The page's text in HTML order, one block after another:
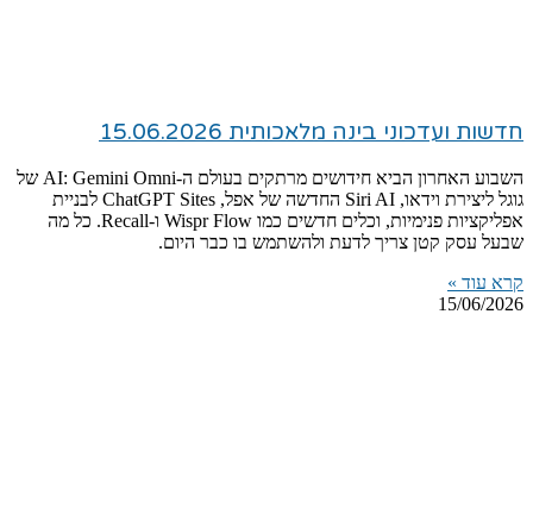
חדשות ועדכוני בינה מלאכותית 15.06.2026
השבוע האחרון הביא חידושים מרתקים בעולם ה-AI: Gemini Omni של
גוגל ליצירת וידאו, Siri AI החדשה של אפל, ChatGPT Sites לבניית
אפליקציות פנימיות, וכלים חדשים כמו Wispr Flow ו-Recall. כל מה
שבעל עסק קטן צריך לדעת ולהשתמש בו כבר היום.
קרא עוד »
15/06/2026